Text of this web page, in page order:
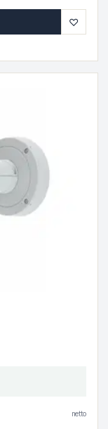
♡
netto